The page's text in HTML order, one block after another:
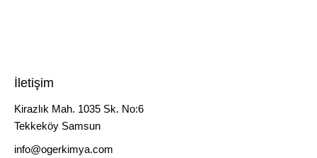
İletişim
Kirazlık Mah. 1035 Sk. No:6
Tekkeköy Samsun
info@ogerkimya.com